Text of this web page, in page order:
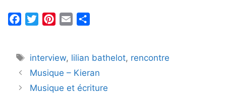
e
b
o
t
t
e
t
e
r
i
l
t
a
g
Étiquettes
interview, lilian bathelot, rencontre
Musique – Kieran
Musique et écriture